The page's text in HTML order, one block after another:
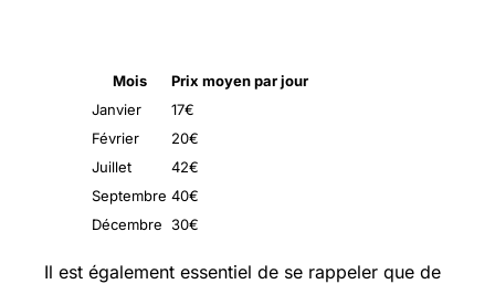
Mois
Prix moyen par jour
Janvier
17€
Février
20€
Juillet
42€
Septembre 40€
Décembre
30€
Il est également essentiel de se rappeler que de